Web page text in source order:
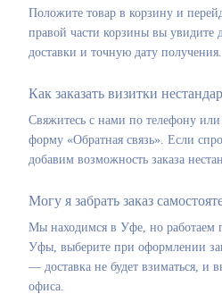
Положите товар в корзину и
правой части корзины вы увидите
доставки и точную дату получения.
Как заказать визитки
Свяжитесь с нами по телефону или
форму «Обратная связь». Если
добавим возможность заказа
Могу я забрать заказ
Мы находимся в Уфе, но работаем
Уфы, выберите при оформлении
— доставка не будет взиматься, и
офиса.